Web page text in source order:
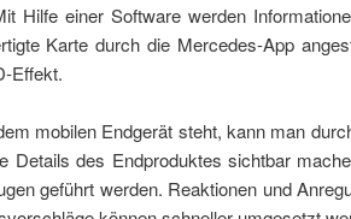
Hilfe einer Software werden
Karte durch die Mercedes-App
Effekt.
mobilen Endgerät steht, kann man
Details des Endproduktes sichtbar
geführt werden. Reaktionen und